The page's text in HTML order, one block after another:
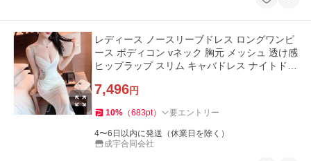
レディース ノースリーブドレス ロングワンピ
ース ボディコン vネック 胸元 メッシュ 透け感
ヒップラップ スリム キャバドレス ナイトドレ
7,496円
10% （683pt） 要エントリー
4〜6日以内に発送（休業日を除く）
成宇合同会社